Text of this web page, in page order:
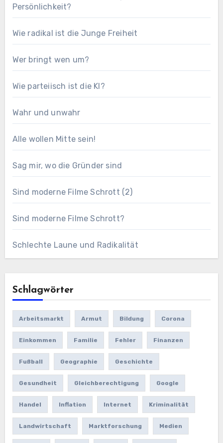
Persönlichkeit?
Wie radikal ist die Junge Freiheit
Wer bringt wen um?
Wie parteiisch ist die KI?
Wahr und unwahr
Alle wollen Mitte sein!
Sag mir, wo die Gründer sind
Sind moderne Filme Schrott (2)
Sind moderne Filme Schrott?
Schlechte Laune und Radikalität
Schlagwörter
Arbeitsmarkt Armut Bildung Corona
Einkommen Familie Fehler Finanzen
Fußball Geographie Geschichte
Gesundheit Gleichberechtigung Google
Handel Inflation Internet Kriminalität
Landwirtschaft Marktforschung Medien